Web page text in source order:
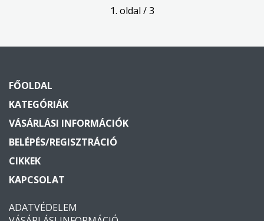
1. oldal / 3
FŐOLDAL
KATEGÓRIÁK
VÁSÁRLÁSI INFORMÁCIÓK
BELÉPÉS/REGISZTRÁCIÓ
CIKKEK
KAPCSOLAT
ADATVÉDELEM